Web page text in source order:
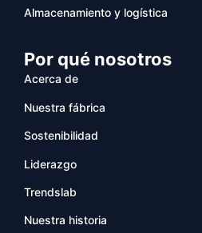
Almacenamiento y logística
Por qué nosotros
Acerca de
Nuestra fábrica
Sostenibilidad
Liderazgo
Trendslab
Nuestra historia